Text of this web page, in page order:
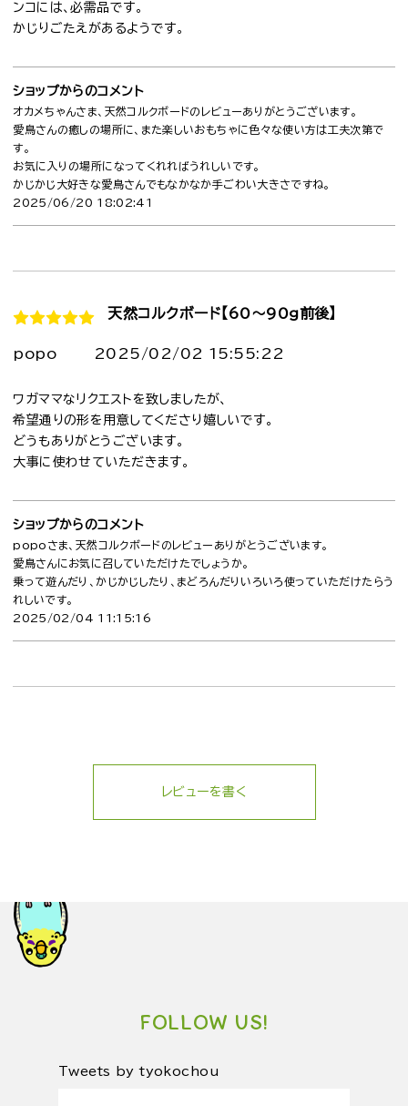
ンコには、必需品です。
かじりごたえがあるようです。
ショップからのコメント
オカメちゃんさま、天然コルクボードのレビューありがとうございます。
愛鳥さんの癒しの場所に、また楽しいおもちゃに色々な使い方は工夫次第で
す。
お気に入りの場所になってくれればうれしいです。
かじかじ大好きな愛鳥さんでもなかなか手ごわい大きさですね。
2025/06/20 18:02:41
天然コルクボード【60～90g前後】
popo 2025/02/02 15:55:22
ワガママなリクエストを致しましたが、
希望通りの形を用意してくださり嬉しいです。
どうもありがとうございます。
大事に使わせていただきます。
ショップからのコメント
popoさま、天然コルクボードのレビューありがとうございます。
愛鳥さんにお気に召していただけたでしょうか。
乗って遊んだり、かじかじしたり、まどろんだりいろいろ使っていただけたらう
れしいです。
2025/02/04 11:15:16
レビューを書く
FOLLOW US!
Tweets by tyokochou